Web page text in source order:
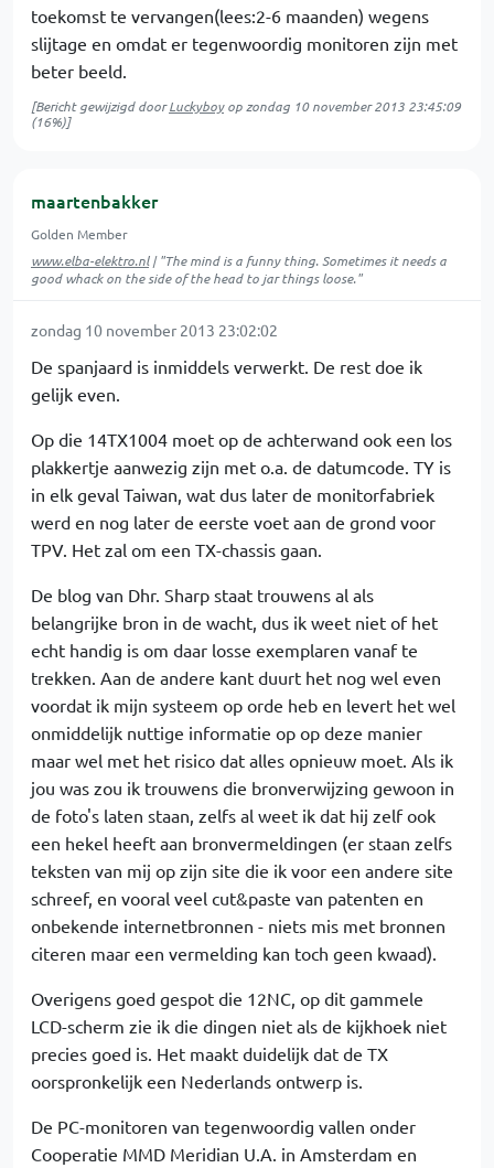
toekomst te vervangen(lees:2-6 maanden) wegens
slijtage en omdat er tegenwoordig monitoren zijn met
beter beeld.
[Bericht gewijzigd doorLuckyboyop zondag 10 november 2013 23:45:09
(16%)]
maartenbakker
Golden Member
www.elba-elektro.nl| "The mind is a funny thing. Sometimes it needs a
good whack on the side of the head to jar things loose."
zondag 10 november 2013 23:02:02
De spanjaard is inmiddels verwerkt. De rest doe ik
gelijk even.
Op die 14TX1004 moet op de achterwand ook een los
plakkertje aanwezig zijn met o.a. de datumcode. TY is
in elk geval Taiwan, wat dus later de monitorfabriek
werd en nog later de eerste voet aan de grond voor
TPV. Het zal om een TX-chassis gaan.
De blog van Dhr. Sharp staat trouwens al als
belangrijke bron in de wacht, dus ik weet niet of het
echt handig is om daar losse exemplaren vanaf te
trekken. Aan de andere kant duurt het nog wel even
voordat ik mijn systeem op orde heb en levert het wel
onmiddelijk nuttige informatie op op deze manier
maar wel met het risico dat alles opnieuw moet. Als ik
jou was zou ik trouwens die bronverwijzing gewoon in
de foto's laten staan, zelfs al weet ik dat hij zelf ook
een hekel heeft aan bronvermeldingen (er staan zelfs
teksten van mij op zijn site die ik voor een andere site
schreef, en vooral veel cut&paste van patenten en
onbekende internetbronnen - niets mis met bronnen
citeren maar een vermelding kan toch geen kwaad).
Overigens goed gespot die 12NC, op dit gammele
LCD-scherm zie ik die dingen niet als de kijkhoek niet
precies goed is. Het maakt duidelijk dat de TX
oorspronkelijk een Nederlands ontwerp is.
De PC-monitoren van tegenwoordig vallen onder
Cooperatie MMD Meridian U.A. in Amsterdam en